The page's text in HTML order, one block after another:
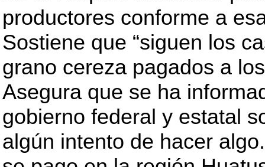
productores conforme a
Sostiene que “siguen los
grano cereza pagados a
Asegura que se ha
gobierno federal y estatal
algún intento de hacer